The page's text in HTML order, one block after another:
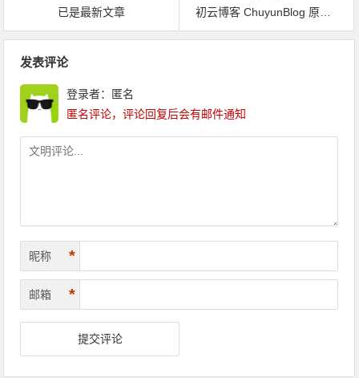
已是最新文章
初云博客 ChuyunBlog 原创毕业论文
发表评论
登录者：匿名
匿名评论，评论回复后会有邮件通知
昵称 *
邮箱 *